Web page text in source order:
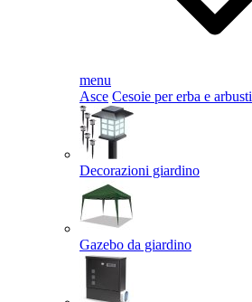
menu
Asce Cesoie per erba e arbusti
Decorazioni giardino
Gazebo da giardino